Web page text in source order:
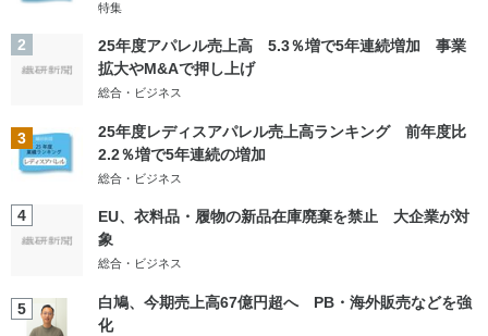
特集
2
25年度アパレル売上高 5.3％増で5年連続増加 事業
拡大やM&Aで押し上げ
総合・ビジネス
3
25年度レディスアパレル売上高ランキング 前年度比
2.2％増で5年連続の増加
総合・ビジネス
4
EU、衣料品・履物の新品在庫廃棄を禁止 大企業が対
象
総合・ビジネス
5
白鳩、今期売上高67億円超へ PB・海外販売などを強
化